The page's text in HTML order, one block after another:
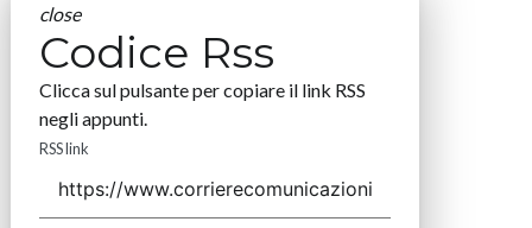
close
Codice Rss
Clicca sul pulsante per copiare il link RSS
negli appunti.
RSS link